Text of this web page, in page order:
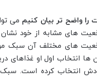
واضح تر بیان کنیم می
های مشابه از خود
های مختلف آن سبک
ها انتخاب اول او
انتخاب کرده است.